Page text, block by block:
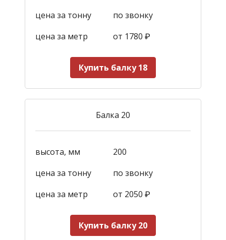
цена за тонну
по звонку
цена за метр
от 1780 ₽
Купить балку 18
Балка 20
высота, мм
200
цена за тонну
по звонку
цена за метр
от 2050 ₽
Купить балку 20